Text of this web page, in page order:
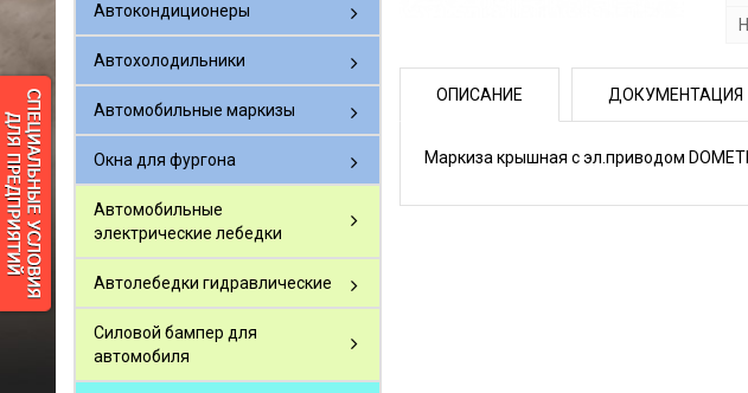
Автокондиционеры
Автохолодильники
Автомобильные маркизы
Окна для фургона
Автомобильные
электрические лебедки
Автолебедки гидравлические
Силовой бампер для
автомобиля
ОПИСАНИЕ ДОКУМЕНТАЦИЯ
Маркиза крышная с эл.приводом